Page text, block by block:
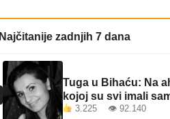
Najčitanije zadnjih 7 dana
Tuga u Bihaću: Na
kojoj su svi imali
3.225 👁 92.140